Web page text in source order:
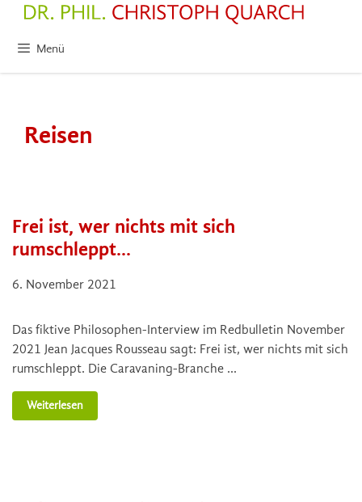
springenMenü
Reisen
Frei ist, wer nichts mit sich
rumschleppt…
6. November 2021
Das fiktive Philosophen-Interview im Redbulletin November
2021 Jean Jacques Rousseau sagt: Frei ist, wer nichts mit sich
rumschleppt. Die Caravaning-Branche …
Weiterlesen